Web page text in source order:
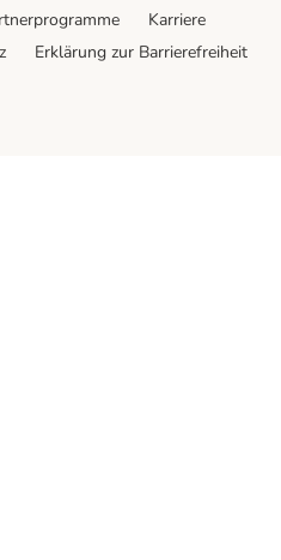
Karriere
Erklärung zur Barrierefreiheit